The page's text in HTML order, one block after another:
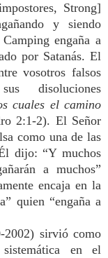
Strong]
y siendo
engaña a
por Satanás. El
vosotros falsos
disoluciones
cuales el camino
2:1-2). El Señor
como una de las
dijo: “Y muchos
a muchos”
encaja en la
quien “engaña a
2002) sirvió como
en el